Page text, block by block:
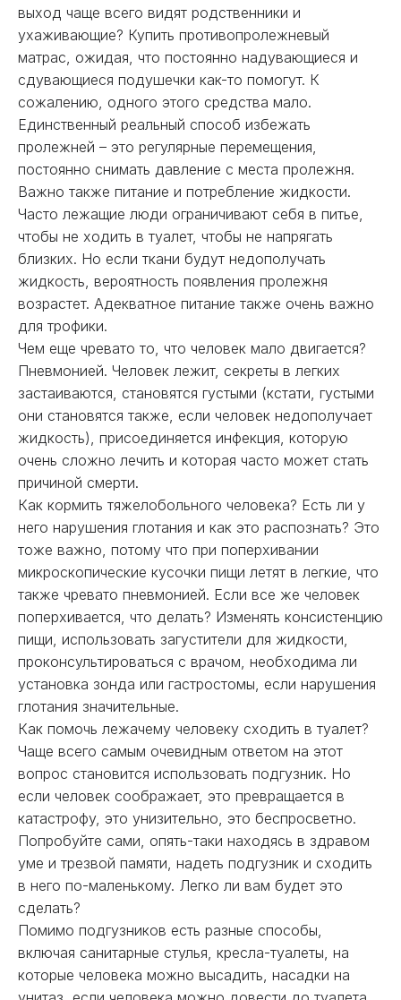
выход чаще всего видят родственники и
ухаживающие? Купить противопролежневый
матрас, ожидая, что постоянно надувающиеся и
сдувающиеся подушечки как-то помогут. К
сожалению, одного этого средства мало.
Единственный реальный способ избежать
пролежней – это регулярные перемещения,
постоянно снимать давление с места пролежня.
Важно также питание и потребление жидкости.
Часто лежащие люди ограничивают себя в питье,
чтобы не ходить в туалет, чтобы не напрягать
близких. Но если ткани будут недополучать
жидкость, вероятность появления пролежня
возрастет. Адекватное питание также очень важно
для трофики.
Чем еще чревато то, что человек мало двигается?
Пневмонией. Человек лежит, секреты в легких
застаиваются, становятся густыми (кстати, густыми
они становятся также, если человек недополучает
жидкость), присоединяется инфекция, которую
очень сложно лечить и которая часто может стать
причиной смерти.
Как кормить тяжелобольного человека? Есть ли у
него нарушения глотания и как это распознать? Это
тоже важно, потому что при поперхивании
микроскопические кусочки пищи летят в легкие, что
также чревато пневмонией. Если все же человек
поперхивается, что делать? Изменять консистенцию
пищи, использовать загустители для жидкости,
проконсультироваться с врачом, необходима ли
установка зонда или гастростомы, если нарушения
глотания значительные.
Как помочь лежачему человеку сходить в туалет?
Чаще всего самым очевидным ответом на этот
вопрос становится использовать подгузник. Но
если человек соображает, это превращается в
катастрофу, это унизительно, это беспросветно.
Попробуйте сами, опять-таки находясь в здравом
уме и трезвой памяти, надеть подгузник и сходить
в него по-маленькому. Легко ли вам будет это
сделать?
Помимо подгузников есть разные способы,
включая санитарные стулья, кресла-туалеты, на
которые человека можно высадить, насадки на